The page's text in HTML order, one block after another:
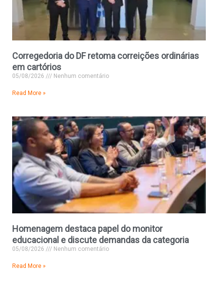
Corregedoria do DF retoma correições ordinárias
em cartórios
05/08/2026 Nenhum comentário
Read More »
Homenagem destaca papel do monitor
educacional e discute demandas da categoria
05/08/2026 Nenhum comentário
Read More »